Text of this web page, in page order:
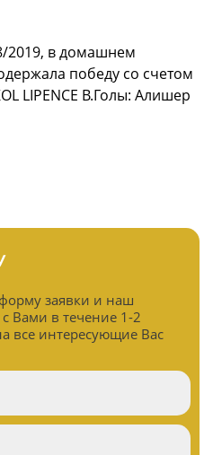
2019, в домашнем
победу со счетом
LIPENCE B.Голы: Алишер
заявки и наш
с Вами в течение 1-2
все интересующие Вас